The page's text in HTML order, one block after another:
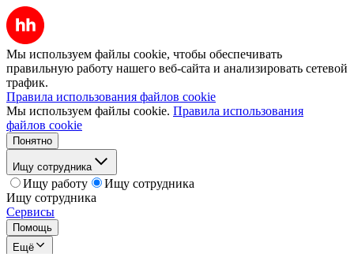
Мы используем файлы cookie, чтобы обеспечивать
правильную работу нашего веб-сайта и анализировать сетевой
трафик.
Правила использования файлов cookie
Мы используем файлы cookie. Правила использования
файлов cookie
Понятно
Ищу сотрудника
Ищу работу
Ищу сотрудника
Ищу сотрудника
Сервисы
Помощь
Ещё